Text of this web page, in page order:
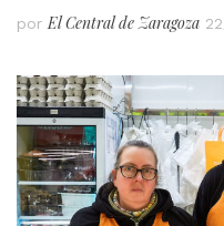
por El Central de Zaragoza